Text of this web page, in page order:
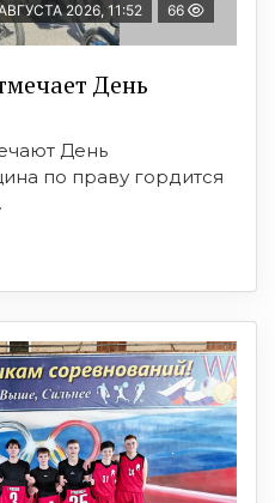
2026, 11:52 66
День
День
по праву гордится